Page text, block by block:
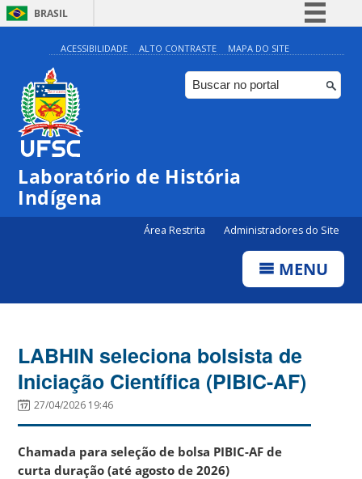
BRASIL
Simplifique!
Comunica BR
Participe
Canais
ACESSIBILIDADE ALTO CONTRASTE MAPA DO SITE
Laboratório de História
Indígena
Área Restrita Administradores do Site
MENU
LABHIN seleciona bolsista de
Iniciação Científica (PIBIC-AF)
27/04/2026 19:46
Chamada para seleção de bolsa PIBIC-AF de
curta duração (até agosto de 2026)